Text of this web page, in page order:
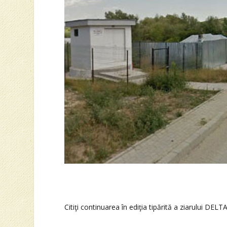
Citiţi continuarea în ediţia tipărită a ziarului